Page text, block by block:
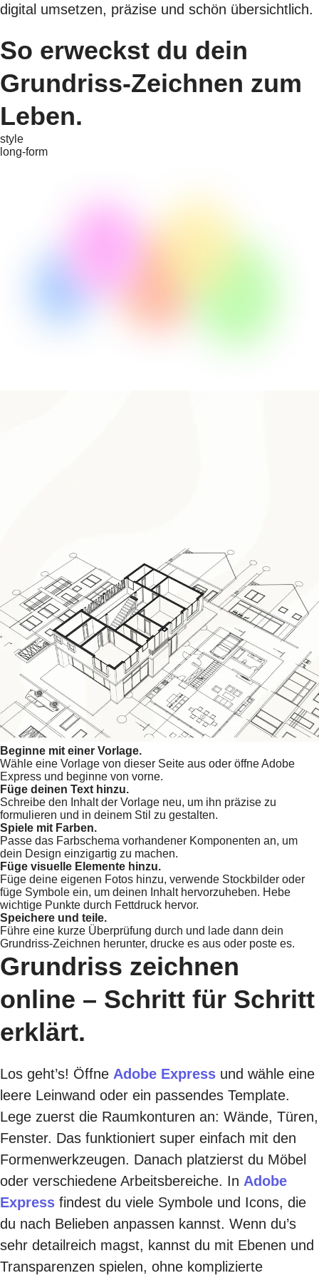
digital umsetzen, präzise und schön übersichtlich.
So erweckst du dein
Grundriss-Zeichnen zum
Leben.
style
long-form
Beginne mit einer Vorlage.
Wähle eine Vorlage von dieser Seite aus oder öffne Adobe
Express und beginne von vorne.
Füge deinen Text hinzu.
Schreibe den Inhalt der Vorlage neu, um ihn präzise zu
formulieren und in deinem Stil zu gestalten.
Spiele mit Farben.
Passe das Farbschema vorhandener Komponenten an, um
dein Design einzigartig zu machen.
Füge visuelle Elemente hinzu.
Füge deine eigenen Fotos hinzu, verwende Stockbilder oder
füge Symbole ein, um deinen Inhalt hervorzuheben. Hebe
wichtige Punkte durch Fettdruck hervor.
Speichere und teile.
Führe eine kurze Überprüfung durch und lade dann dein
Grundriss-Zeichnen herunter, drucke es aus oder poste es.
Grundriss zeichnen
online – Schritt für Schritt
erklärt.
Los geht’s! Öffne Adobe Express und wähle eine
leere Leinwand oder ein passendes Template.
Lege zuerst die Raumkonturen an: Wände, Türen,
Fenster. Das funktioniert super einfach mit den
Formenwerkzeugen. Danach platzierst du Möbel
oder verschiedene Arbeitsbereiche. In Adobe
Express findest du viele Symbole und Icons, die
du nach Belieben anpassen kannst. Wenn du’s
sehr detailreich magst, kannst du mit Ebenen und
Transparenzen spielen, ohne komplizierte